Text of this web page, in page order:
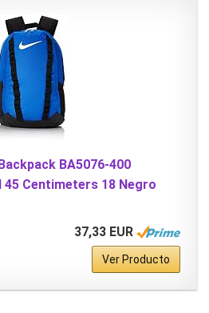
BA5076-400
45 Centimeters 18 Negro
37,33 EUR
Ver Producto